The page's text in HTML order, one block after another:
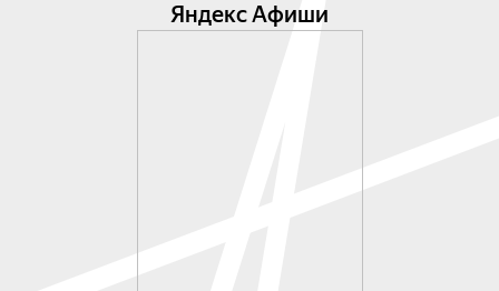
Яндекс Афиши